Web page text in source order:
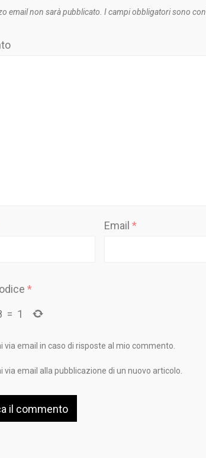
email non sarà pubblicato. I campi obbligatori sono
Email *
*
= 1
via email in caso di risposte al mio commento.
via email alla pubblicazione di un nuovo articolo.